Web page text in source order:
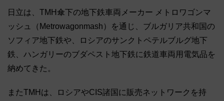
日立は、TMH傘下の地下鉄車両メーカー メトロワゴンマ
ッシュ（Metrowagonmash）を通じ、ブルガリア共和国の
ソフィア地下鉄や、ロシアのサンクトペテルブルグ地下
鉄、ハンガリーのブダペスト地下鉄に鉄道車両用電気品を
納めてきた。
またTMHは、ロシアやCIS諸国に販売ネットワークを持